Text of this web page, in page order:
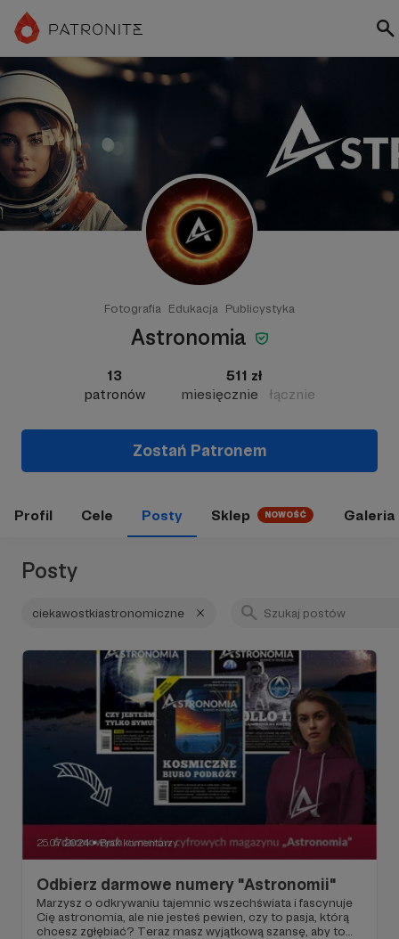
Fotografia Edukacja Publicystyka
Astronomia
13
patronów
511 zł
miesięcznie
łącznie
Zostań Patronem
Profil Cele Posty Sklep NOWOŚĆ Galeria
Posty
ciekawostkiastronomiczne
25.07.2024 ● Brak komentarzy
Odbierz darmowe numery "Astronomii"
Marzysz o odkrywaniu tajemnic wszechświata i fascynuje
Cię astronomia, ale nie jesteś pewien, czy to pasja, którą
chcesz zgłębiać? Teraz masz wyjątkową szansę, aby to